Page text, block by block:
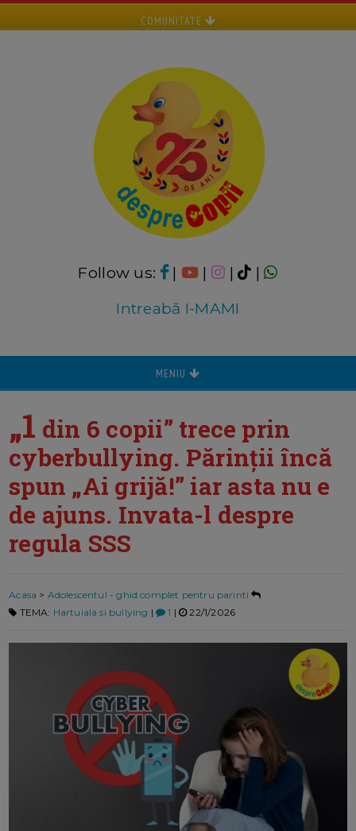
COMUNITATE
Follow us: | | |
|
Intreabă I-MAMI
MENIU
„1 din 6 copii” trece prin
cyberbullying. Părinții încă
spun „Ai grijă!” iar asta nu e
de ajuns. Invata-l despre
regula SSS
Acasa > Adolescentul - ghid complet pentru parinti
TEMA: Hartuiala si bullying | 1 | 22/1/2026